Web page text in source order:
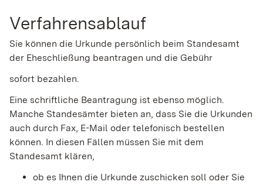
Verfahrensablauf
Sie können die Urkunde persönlich beim Standesamt
der Eheschließung beantragen und die Gebühr
sofort bezahlen.
Eine schriftliche Beantragung ist ebenso möglich.
Manche Standesämter bieten an, dass Sie die Urkunden
auch durch Fax, E-Mail oder telefonisch bestellen
können. In diesen Fällen müssen Sie mit dem
Standesamt klären,
ob es Ihnen die Urkunde zuschicken soll oder Sie